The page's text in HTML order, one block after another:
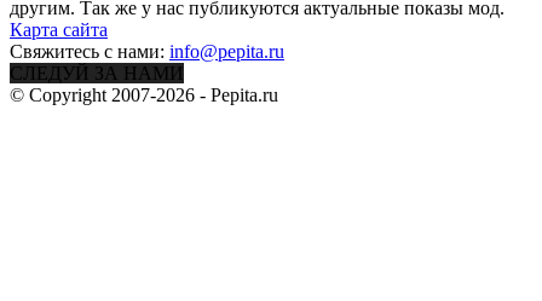
другим. Так же у нас публикуются актуальные показы мод.
Карта сайта
Свяжитесь с нами: info@pepita.ru
СЛЕДУЙ ЗА НАМИ
© Copyright 2007-2026 - Pepita.ru